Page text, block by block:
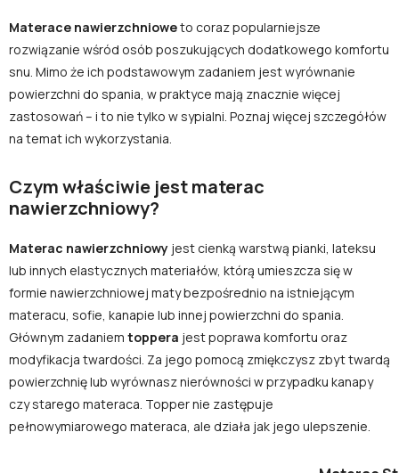
Materace nawierzchnioweto coraz popularniejsze
rozwiązanie wśród osób poszukujących dodatkowego komfortu
snu. Mimo że ich podstawowym zadaniem jest wyrównanie
powierzchni do spania, w praktyce mają znacznie więcej
zastosowań – i to nie tylko w sypialni. Poznaj więcej szczegółów
na temat ich wykorzystania.
Czym właściwie jest materac
nawierzchniowy?
Materac nawierzchniowy jest cienką warstwą pianki, lateksu
lub innych elastycznych materiałów, którą umieszcza się w
formie nawierzchniowej maty bezpośrednio na istniejącym
materacu, sofie, kanapie lub innej powierzchni do spania.
Głównym zadaniem toppera jest poprawa komfortu oraz
modyfikacja twardości. Za jego pomocą zmiękczysz zbyt twardą
powierzchnię lub wyrównasz nierówności w przypadku kanapy
czy starego materaca. Topper nie zastępuje
pełnowymiarowego materaca, ale działa jak jego ulepszenie.